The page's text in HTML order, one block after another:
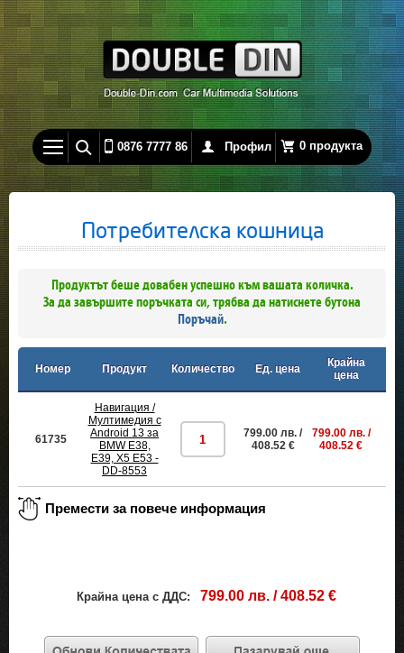
0876 7777 86 Профил 0 продукта
Потребителска кошница
Продуктът беше довабен успешно към вашата количка.
За да завършите поръчката си, трябва да натиснете бутона
Поръчай.
Номер Продукт Количество Ед. цена
Крайна
цена
61735
Навигация /
Мултимедия с
Android 13 за
BMW E38,
E39, X5 E53 -
DD-8553
799.00 лв. /
408.52 €
799.00 лв. /
408.52 €
Крайна цена с ДДС: 799.00 лв. / 408.52 €